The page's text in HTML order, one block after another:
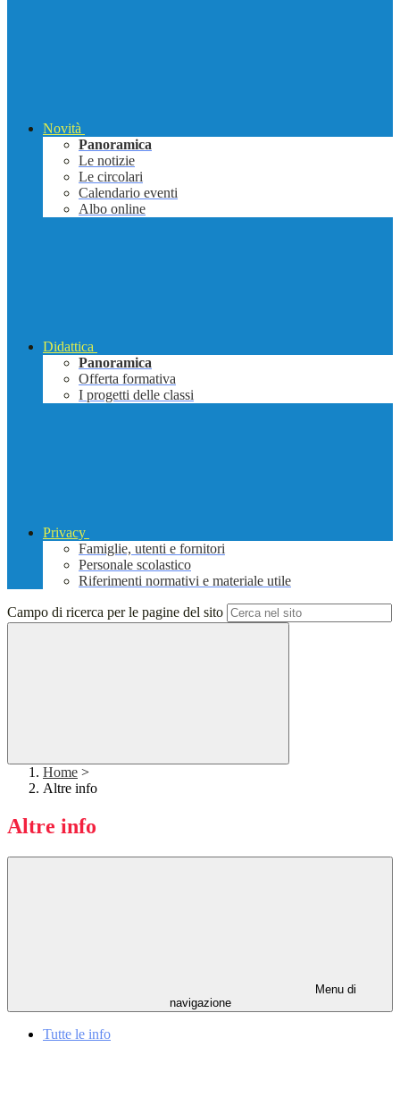
Novità
Panoramica
Le notizie
Le circolari
Calendario eventi
Albo online
Didattica
Panoramica
Offerta formativa
I progetti delle classi
Privacy
Famiglie, utenti e fornitori
Personale scolastico
Riferimenti normativi e materiale utile
Campo di ricerca per le pagine del sito
Home >
Altre info
Altre info
Menu di
navigazione
Tutte le info